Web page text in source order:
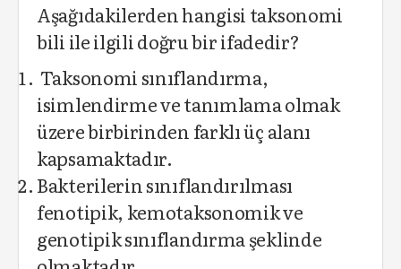
Aşağıdakilerden hangisi taksonomi
bili ile ilgili doğru bir ifadedir?
Taksonomi sınıflandırma,
isimlendirme ve tanımlama olmak
üzere birbirinden farklı üç alanı
kapsamaktadır.
Bakterilerin sınıflandırılması
fenotipik, kemotaksonomik ve
genotipik sınıflandırma şeklinde